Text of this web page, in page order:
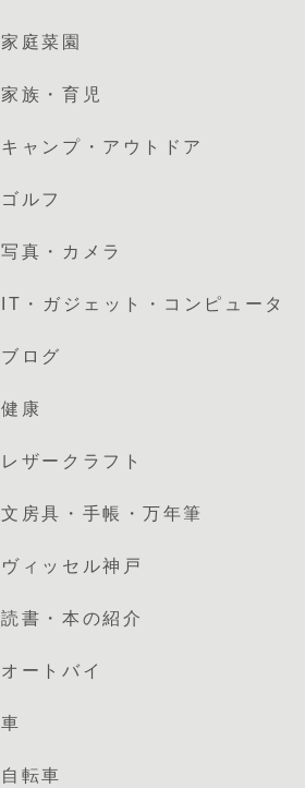
家庭菜園
家族・育児
キャンプ・アウトドア
ゴルフ
写真・カメラ
IT・ガジェット・コンピュータ
ブログ
健康
レザークラフト
文房具・手帳・万年筆
ヴィッセル神戸
読書・本の紹介
オートバイ
車
自転車